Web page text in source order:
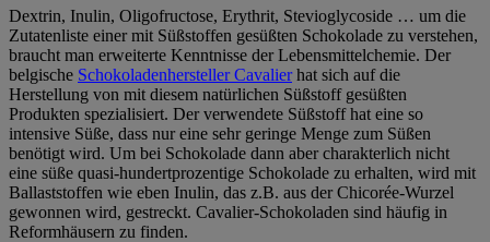
Dextrin, Inulin, Oligofructose, Erythrit, Stevioglycoside … um die
Zutatenliste einer mit Süßstoffen gesüßten Schokolade zu verstehen,
braucht man erweiterte Kenntnisse der Lebensmittelchemie. Der
belgische Schokoladenhersteller Cavalierhat sich auf die
Herstellung von mit diesem natürlichen Süßstoff gesüßten
Produkten spezialisiert. Der verwendete Süßstoff hat eine so
intensive Süße, dass nur eine sehr geringe Menge zum Süßen
benötigt wird. Um bei Schokolade dann aber charakterlich nicht
eine süße quasi-hundertprozentige Schokolade zu erhalten, wird mit
Ballaststoffen wie eben Inulin, das z.B. aus der Chicorée-Wurzel
gewonnen wird, gestreckt. Cavalier-Schokoladen sind häufig in
Reformhäusern zu finden.